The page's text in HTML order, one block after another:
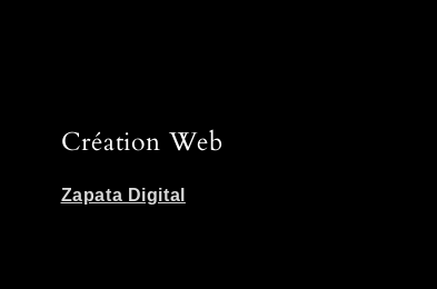
Création Web
Zapata Digital